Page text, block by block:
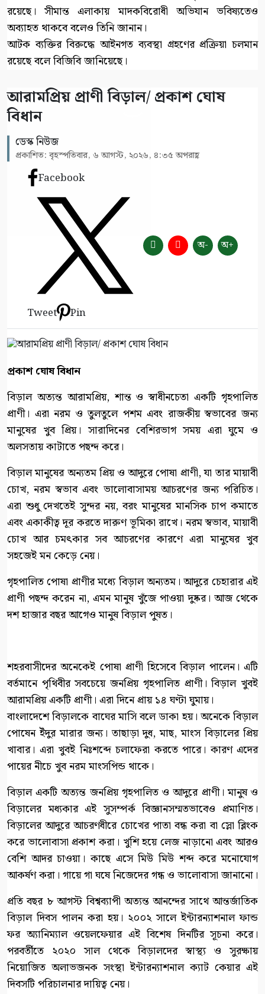
রয়েছে। সীমান্ত এলাকায় মাদকবিরোধী অভিযান ভবিষ্যতেও
অব্যাহত থাকবে বলেও তিনি জানান।
আটক ব্যক্তির বিরুদ্ধে আইনগত ব্যবস্থা গ্রহণের প্রক্রিয়া চলমান
রয়েছে বলে বিজিবি জানিয়েছে।
আরামপ্রিয় প্রাণী বিড়াল/ প্রকাশ ঘোষ
বিধান
ডেস্ক নিউজ
প্রকাশিত: বৃহস্পতিবার, ৬ আগস্ট, ২০২৬, ৪:৩৫ অপরাহ্ণ
Facebook
Tweet Pin
অ- অ+
প্রকাশ ঘোষ বিধান
বিড়াল অত্যন্ত আরামপ্রিয়, শান্ত ও স্বাধীনচেতা একটি গৃহপালিত
প্রাণী। এরা নরম ও তুলতুলে পশম এবং রাজকীয় স্বভাবের জন্য
মানুষের খুব প্রিয়। সারাদিনের বেশিরভাগ সময় এরা ঘুমে ও
অলসতায় কাটাতে পছন্দ করে।
বিড়াল মানুষের অন্যতম প্রিয় ও আদুরে পোষা প্রাণী, যা তার মায়াবী
চোখ, নরম স্বভাব এবং ভালোবাসাময় আচরণের জন্য পরিচিত।
এরা শুধু দেখতেই সুন্দর নয়, বরং মানুষের মানসিক চাপ কমাতে
এবং একাকীত্ব দূর করতে দারুণ ভূমিকা রাখে। নরম স্বভাব, মায়াবী
চোখ আর চমৎকার সব আচরণের কারণে এরা মানুষের খুব
সহজেই মন কেড়ে নেয়।
গৃহপালিত পোষা প্রাণীর মধ্যে বিড়াল অন্যতম। আদুরে চেহারার এই
প্রাণী পছন্দ করেন না, এমন মানুষ খুঁজে পাওয়া দুষ্কর। আজ থেকে
দশ হাজার বছর আগেও মানুষ বিড়াল পুষত।
শহরবাসীদের অনেকেই পোষা প্রাণী হিসেবে বিড়াল পালেন। এটি
বর্তমানে পৃথিবীর সবচেয়ে জনপ্রিয় গৃহপালিত প্রাণী। বিড়াল খুবই
আরামপ্রিয় একটি প্রাণী। এরা দিনে প্রায় ১৪ ঘণ্টা ঘুমায়।
বাংলাদেশে বিড়ালকে বাঘের মাসি বলে ডাকা হয়। অনেকে বিড়াল
পোষেন ইঁদুর মারার জন্য। তাছাড়া দুধ, মাছ, মাংস বিড়ালের প্রিয়
খাবার। এরা খুবই নিঃশব্দে চলাফেরা করতে পারে। কারণ এদের
পায়ের নীচে খুব নরম মাংসপিন্ড থাকে।
বিড়াল একটি অত্যন্ত জনপ্রিয় গৃহপালিত ও আদুরে প্রাণী। মানুষ ও
বিড়ালের মধ্যকার এই সুসম্পর্ক বিজ্ঞানসম্মতভাবেও প্রমাণিত।
বিড়ালের আদুরে আচরণধীরে চোখের পাতা বন্ধ করা বা স্লো ব্লিংক
করে ভালোবাসা প্রকাশ করা। খুশি হয়ে লেজ নাড়ানো এবং আরও
বেশি আদর চাওয়া। কাছে এসে মিউ মিউ শব্দ করে মনোযোগ
আকর্ষণ করা। গায়ে গা ঘষে নিজেদের গন্ধ ও ভালোবাসা জানানো।
প্রতি বছর ৮ আগস্ট বিশ্বব্যাপী অত্যন্ত আনন্দের সাথে আন্তর্জাতিক
বিড়াল দিবস পালন করা হয়। ২০০২ সালে ইন্টারন্যাশনাল ফান্ড
ফর অ্যানিম্যাল ওয়েলফেয়ার এই বিশেষ দিনটির সূচনা করে।
পরবর্তীতে ২০২০ সাল থেকে বিড়ালদের স্বাস্থ্য ও সুরক্ষায়
নিয়োজিত অলাভজনক সংস্থা ইন্টারন্যাশনাল ক্যাট কেয়ার এই
দিবসটি পরিচালনার দায়িত্ব নেয়।